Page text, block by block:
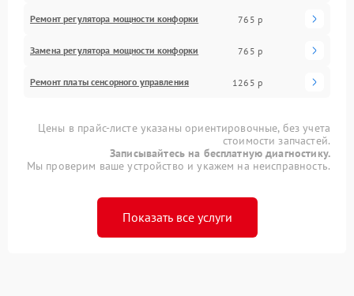
Ремонт регулятора мощности конфорки 765 р
Замена регулятора мощности конфорки 765 р
Ремонт платы сенсорного управления 1265 р
Цены в прайс-листе указаны ориентировочные, без учета
стоимости запчастей.
Записывайтесь на бесплатную диагностику.
Мы проверим ваше устройство и укажем на неисправность.
Показать все услуги